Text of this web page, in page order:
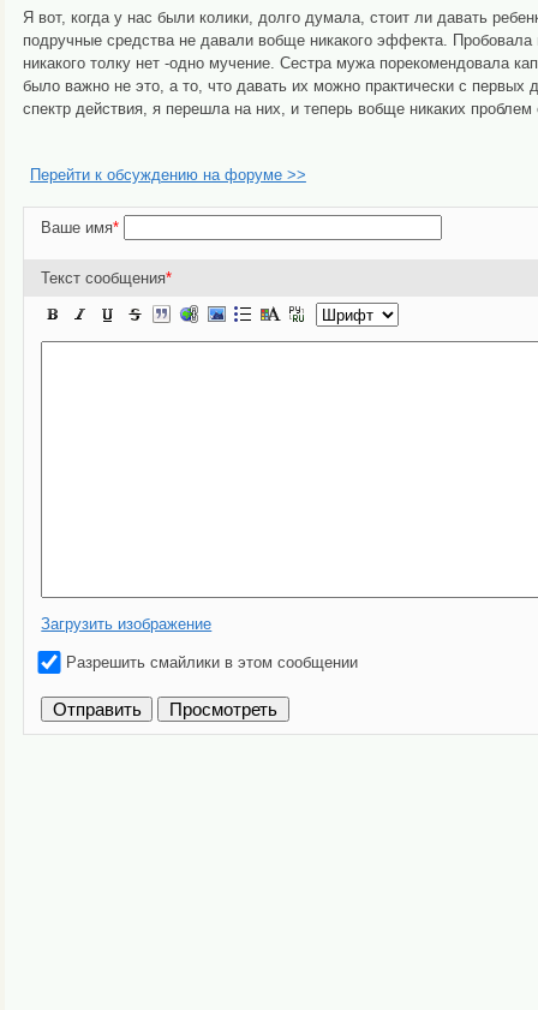
Я вот, когда у нас были колики, долго думала, стоит ли давать
подручные средства не давали вобще никакого эффекта.
никакого толку нет -одно мучение. Сестра мужа порекомендовала
было важно не это, а то, что давать их можно практически с
спектр действия, я перешла на них, и теперь вобще никаких
Перейти к обсуждению на форуме >>
Ваше имя*
Текст сообщения*
Загрузить изображение
Разрешить смайлики в этом сообщении